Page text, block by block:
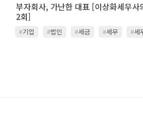
부자회사, 가난한 대표 [이상화세무사
2회]
#기업 #법인 #세금 #세무 #세